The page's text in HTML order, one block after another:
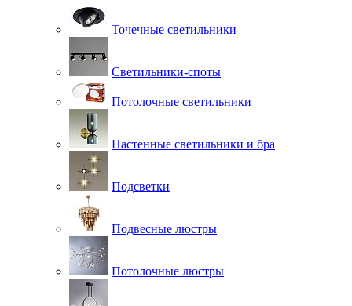
Точечные светильники
Светильники-споты
Потолочные светильники
Настенные светильники и бра
Подсветки
Подвесные люстры
Потолочные люстры